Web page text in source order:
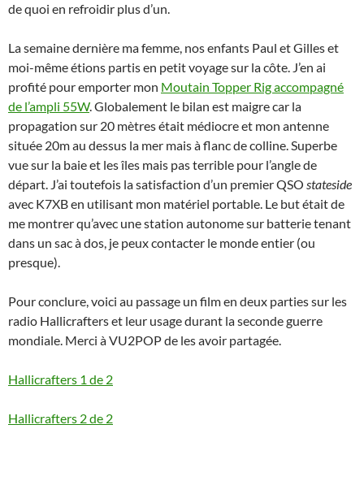
de quoi en refroidir plus d’un.
La semaine dernière ma femme, nos enfants Paul et Gilles et
moi-même étions partis en petit voyage sur la côte. J’en ai
profité pour emporter mon Moutain Topper Rig accompagné
de l’ampli 55W. Globalement le bilan est maigre car la
propagation sur 20 mètres était médiocre et mon antenne
située 20m au dessus la mer mais à flanc de colline. Superbe
vue sur la baie et les îles mais pas terrible pour l’angle de
départ. J’ai toutefois la satisfaction d’un premier QSO stateside
avec K7XB en utilisant mon matériel portable. Le but était de
me montrer qu’avec une station autonome sur batterie tenant
dans un sac à dos, je peux contacter le monde entier (ou
presque).
Pour conclure, voici au passage un film en deux parties sur les
radio Hallicrafters et leur usage durant la seconde guerre
mondiale. Merci à VU2POP de les avoir partagée.
Hallicrafters 1 de 2
Hallicrafters 2 de 2